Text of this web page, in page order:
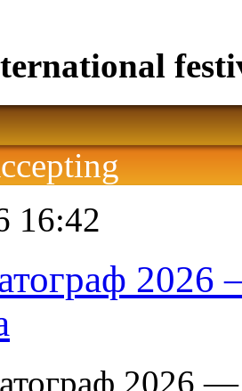
16:42
2026